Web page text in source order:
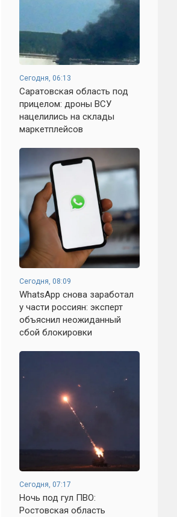
Сегодня, 06:13
Саратовская область под
прицелом: дроны ВСУ
нацелились на склады
маркетплейсов
Сегодня, 08:09
WhatsApp снова заработал
у части россиян: эксперт
объяснил неожиданный
сбой блокировки
Сегодня, 07:17
Ночь под гул ПВО:
Ростовская область